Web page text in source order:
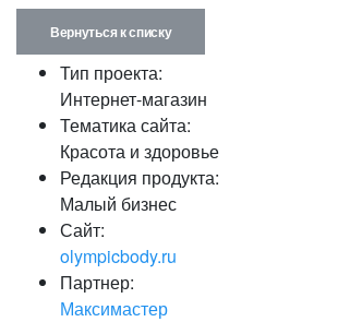
Вернуться к списку
Тип проекта:
Интернет-магазин
Тематика сайта:
Красота и здоровье
Редакция продукта:
Малый бизнес
Сайт:
olympicbody.ru
Партнер:
Максимастер